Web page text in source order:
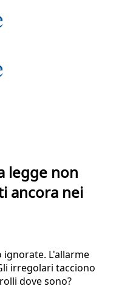
legge non
ancora nei
ignorate. L'allarme
irregolari tacciono
dove sono?